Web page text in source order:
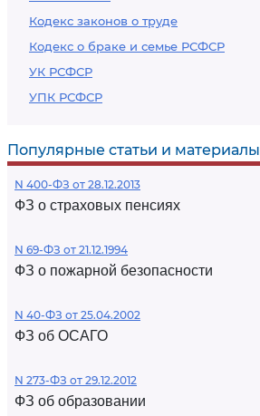
Кодекс законов о труде
Кодекс о браке и семье РСФСР
УК РСФСР
УПК РСФСР
Популярные статьи и материалы
N 400-ФЗ от 28.12.2013
ФЗ о страховых пенсиях
N 69-ФЗ от 21.12.1994
ФЗ о пожарной безопасности
N 40-ФЗ от 25.04.2002
ФЗ об ОСАГО
N 273-ФЗ от 29.12.2012
ФЗ об образовании